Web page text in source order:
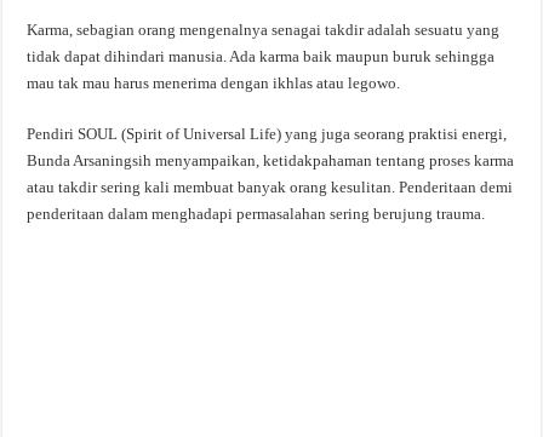
Karma, sebagian orang mengenalnya senagai takdir adalah sesuatu yang
tidak dapat dihindari manusia. Ada karma baik maupun buruk sehingga
mau tak mau harus menerima dengan ikhlas atau legowo.
Pendiri SOUL (Spirit of Universal Life) yang juga seorang praktisi energi,
Bunda Arsaningsih menyampaikan, ketidakpahaman tentang proses karma
atau takdir sering kali membuat banyak orang kesulitan. Penderitaan demi
penderitaan dalam menghadapi permasalahan sering berujung trauma.